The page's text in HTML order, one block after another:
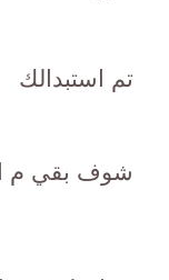
تم استبدالك
شوف بقي م